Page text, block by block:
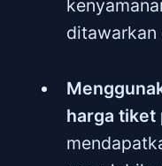
ditawarkan
harga tiket